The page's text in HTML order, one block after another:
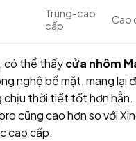
Trung-cao
cấp
Cao
có thể thấycửa nhôm
nghệ bề mặt, mang lại
chịu thời tiết tốt hơn hẳn.
cũng cao hơn so với
cao cấp.